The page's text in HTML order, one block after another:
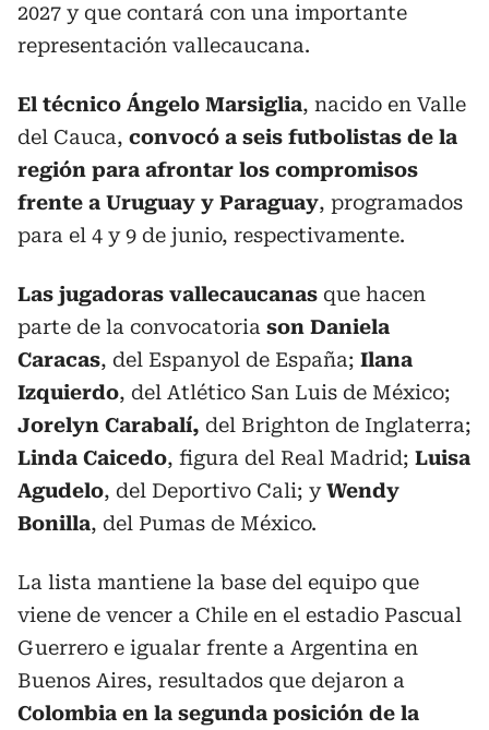
2027 y que contará con una importante
representación vallecaucana.
El técnico Ángelo Marsiglia, nacido en Valle
del Cauca, convocó a seis futbolistas de la
región para afrontar los compromisos
frente a Uruguay y Paraguay, programados
para el 4 y 9 de junio, respectivamente.
Las jugadoras vallecaucanas que hacen
parte de la convocatoria son Daniela
Caracas, del Espanyol de España; Ilana
Izquierdo, del Atlético San Luis de México;
Jorelyn Carabalí, del Brighton de Inglaterra;
Linda Caicedo, figura del Real Madrid; Luisa
Agudelo, del Deportivo Cali; yWendy
Bonilla, del Pumas de México.
La lista mantiene la base del equipo que
viene de vencer a Chile en el estadio Pascual
Guerrero e igualar frente a Argentina en
Buenos Aires, resultados que dejaron a
Colombia en la segunda posición de la